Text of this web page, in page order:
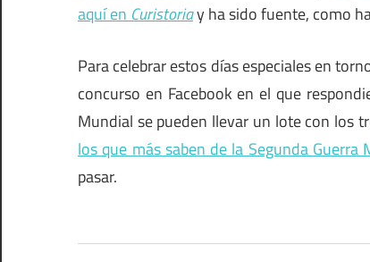
aquí en Curistoriay ha sido fuente, como
Para celebrar estos días especiales en
concurso en Facebook en el que
Mundial se pueden llevar un lote con los
los que más saben de la Segunda Guerra
pasar.